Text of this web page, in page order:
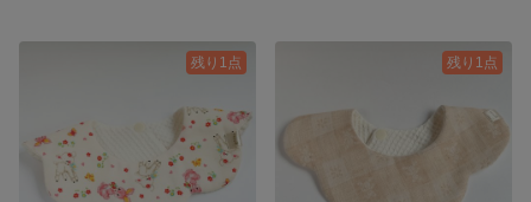
残り1点 残り1点